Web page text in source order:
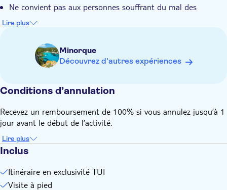
Ne convient pas aux personnes souffrant du mal des
transports
cardiaques ou respiratoires.
Ne convient pas aux personnes à mobilité réduite
Non adapté aux personnes en fauteuil roulant
Apportez des chaussures appropriées
Guide anglophone pour toutes les nationalités
Lire plus
Minorque
Découvrez d'autres expériences
Conditions d’annulation
Recevez un remboursement de 100% si vous annulez jusqu’à 1
jour avant le début de l’activité.
Lire plus
Inclus
Itinéraire en exclusivité TUI
Visite à pied